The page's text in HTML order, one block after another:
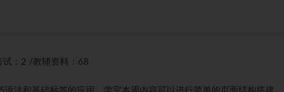
：2 /教辅资料：68